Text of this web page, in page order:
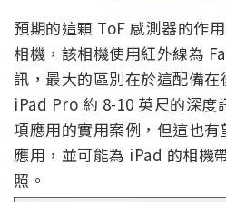
預期的這顆 ToF 感測器的作
相機，該相機使用紅外線為
訊，最大的區別在於這配備
iPad Pro 約 8-10 英尺的深度
項應用的實用案例，但這也
應用，並可能為 iPad 的相機
照。